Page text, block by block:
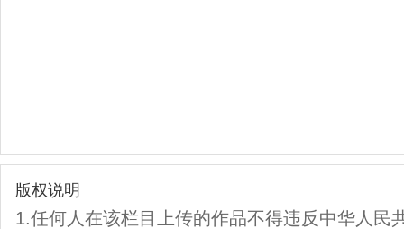
版权说明
1.任何人在该栏目上传的作品不得违反中华人民